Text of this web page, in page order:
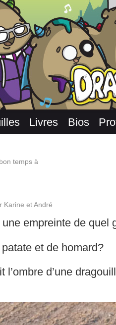
Livres Bios
temps à
Karine et André
empreinte de quel
et de homard?
d’une